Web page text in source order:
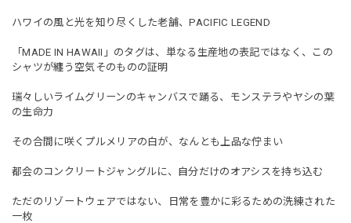
ハワイの風と光を知り尽くした老舗、PACIFIC LEGEND
「MADE IN HAWAII」のタグは、単なる生産地の表記ではなく、この
シャツが纏う空気そのものの証明
瑞々しいライムグリーンのキャンバスで踊る、モンステラやヤシの葉
の生命力
その合間に咲くプルメリアの白が、なんとも上品な佇まい
都会のコンクリートジャングルに、自分だけのオアシスを持ち込む
ただのリゾートウェアではない、日常を豊かに彩るための洗練された
一枚